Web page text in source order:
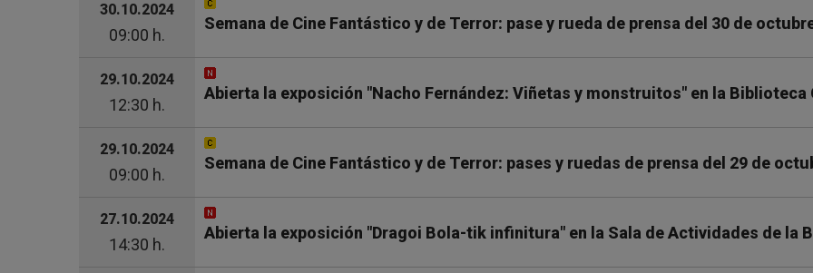
30.10.2024
09:00 h.
Semana de Cine Fantástico y de Terror: pase y rueda de prensa del 30 de
29.10.2024
12:30 h.
Abierta la exposición "Nacho Fernández: Viñetas y monstruitos" en la Biblioteca
29.10.2024
09:00 h.
Semana de Cine Fantástico y de Terror: pases y ruedas de prensa del 29 de
27.10.2024
14:30 h.
Abierta la exposición "Dragoi Bola-tik infinitura" en la Sala de Actividades de la